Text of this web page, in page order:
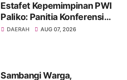
Estafet Kepemimpinan PWI
Paliko: Panitia Konferensi
dan OKK Resmi Dibentuk
DAERAH AUG 07, 2026
Sambangi Warga,